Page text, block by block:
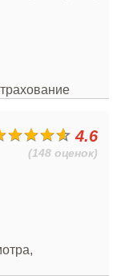
4.6
(148 оценок)